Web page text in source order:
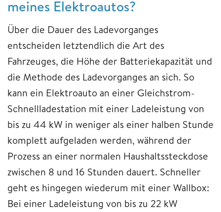
meines Elektroautos?
Über die Dauer des Ladevorganges
entscheiden letztendlich die Art des
Fahrzeuges, die Höhe der Batteriekapazität und
die Methode des Ladevorganges an sich. So
kann ein Elektroauto an einer Gleichstrom-
Schnellladestation mit einer Ladeleistung von
bis zu 44 kW in weniger als einer halben Stunde
komplett aufgeladen werden, während der
Prozess an einer normalen Haushaltssteckdose
zwischen 8 und 16 Stunden dauert. Schneller
geht es hingegen wiederum mit einer Wallbox:
Bei einer Ladeleistung von bis zu 22 kW